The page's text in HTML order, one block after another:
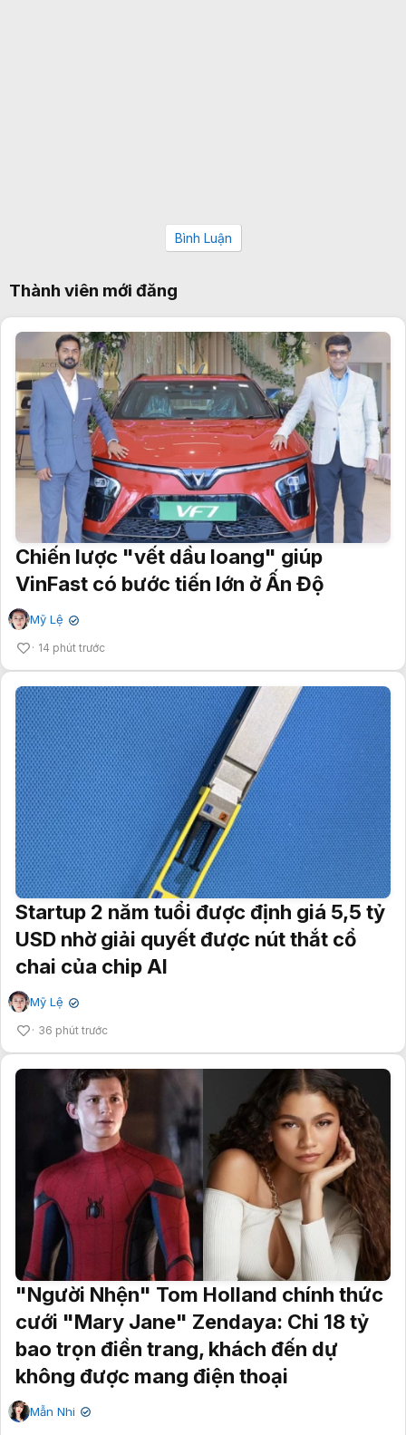
Bình Luận
Thành viên mới đăng
Chiến lược "vết dầu loang" giúp
VinFast có bước tiến lớn ở Ấn Độ
Mỹ Lệ ✔
14 phút trước
Startup 2 năm tuổi được định giá 5,5 tỷ
USD nhờ giải quyết được nút thắt cổ
chai của chip AI
Mỹ Lệ ✔
36 phút trước
"Người Nhện" Tom Holland chính thức
cưới "Mary Jane" Zendaya: Chi 18 tỷ
bao trọn điền trang, khách đến dự
không được mang điện thoại
Mẫn Nhi ✔